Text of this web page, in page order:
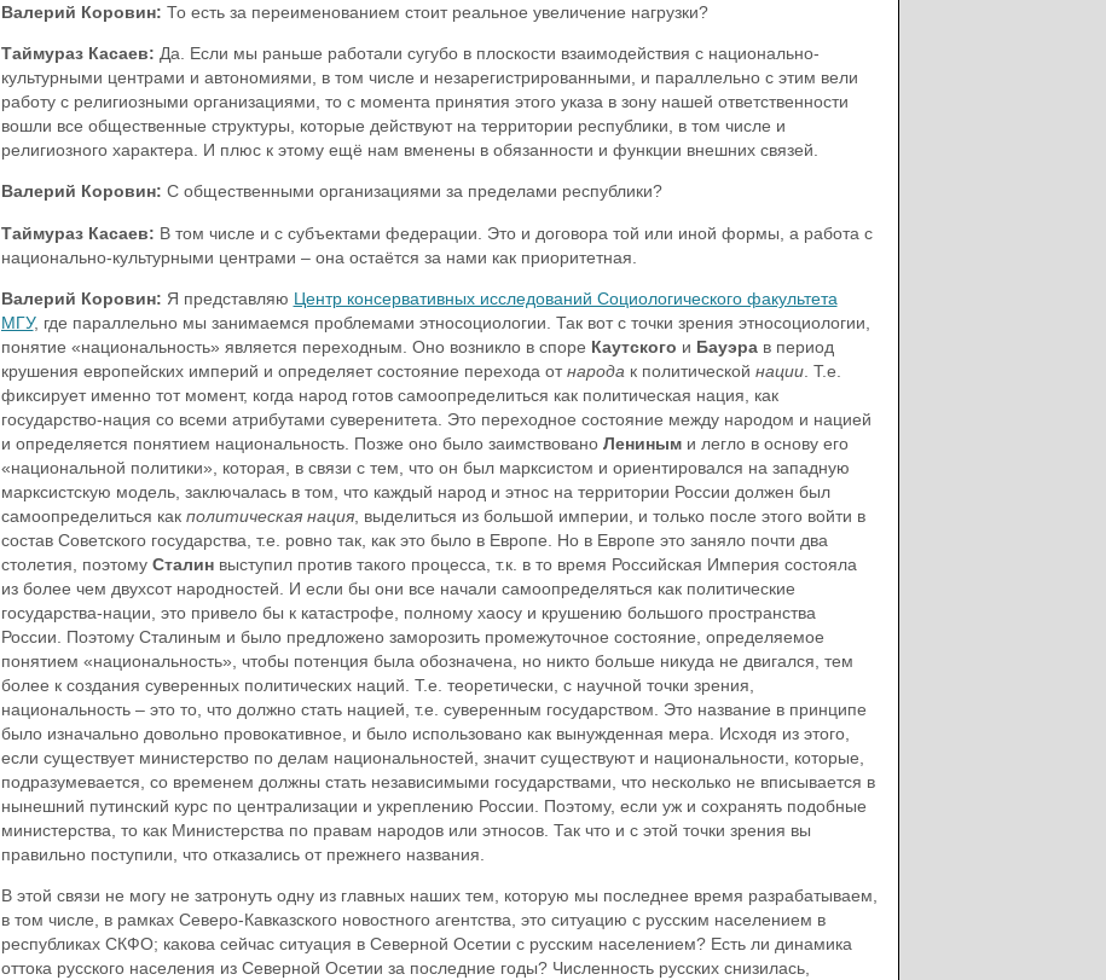
Валерий Коровин: То есть за переименованием стоит реальное увеличение нагрузки?
Таймураз Касаев: Да. Если мы раньше работали сугубо в плоскости взаимодействия с национально-
культурными центрами и автономиями, в том числе и незарегистрированными, и параллельно с этим вели
работу с религиозными организациями, то с момента принятия этого указа в зону нашей ответственности
вошли все общественные структуры, которые действуют на территории республики, в том числе и
религиозного характера. И плюс к этому ещё нам вменены в обязанности и функции внешних связей.
Валерий Коровин: С общественными организациями за пределами республики?
Таймураз Касаев: В том числе и с субъектами федерации. Это и договора той или иной формы, а работа с
национально-культурными центрами – она остаётся за нами как приоритетная.
Валерий Коровин: Я представляю Центр консервативных исследований Социологического факультета
МГУ, где параллельно мы занимаемся проблемами этносоциологии. Так вот с точки зрения этносоциологии,
понятие «национальность» является переходным. Оно возникло в споре Каутского и Бауэрав период
крушения европейских империй и определяет состояние перехода отнарода к политической нации. Т.е.
фиксирует именно тот момент, когда народ готов самоопределиться как политическая нация, как
государство-нация со всеми атрибутами суверенитета. Это переходное состояние между народом и нацией
и определяется понятием национальность. Позже оно было заимствовано Лениными легло в основу его
«национальной политики», которая, в связи с тем, что он был марксистом и ориентировался на западную
марксистскую модель, заключалась в том, что каждый народ и этнос на территории России должен был
самоопределиться как политическая нация, выделиться из большой империи, и только после этого войти в
состав Советского государства, т.е. ровно так, как это было в Европе. Но в Европе это заняло почти два
столетия, поэтому Сталинвыступил против такого процесса, т.к. в то время Российская Империя состояла
из более чем двухсот народностей. И если бы они все начали самоопределяться как политические
государства-нации, это привело бы к катастрофе, полному хаосу и крушению большого пространства
России. Поэтому Сталиным и было предложено заморозить промежуточное состояние, определяемое
понятием «национальность», чтобы потенция была обозначена, но никто больше никуда не двигался, тем
более к создания суверенных политических наций. Т.е. теоретически, с научной точки зрения,
национальность – это то, что должно стать нацией, т.е. суверенным государством. Это название в принципе
было изначально довольно провокативное, и было использовано как вынужденная мера. Исходя из этого,
если существует министерство по делам национальностей, значит существуют и национальности, которые,
подразумевается, со временем должны стать независимыми государствами, что несколько не вписывается в
нынешний путинский курс по централизации и укреплению России. Поэтому, если уж и сохранять подобные
министерства, то как Министерства по правам народов или этносов. Так что и с этой точки зрения вы
правильно поступили, что отказались от прежнего названия.
В этой связи не могу не затронуть одну из главных наших тем, которую мы последнее время разрабатываем,
в том числе, в рамках Северо-Кавказского новостного агентства, это ситуацию с русским населением в
республиках СКФО; какова сейчас ситуация в Северной Осетии с русским населением? Есть ли динамика
оттока русского населения из Северной Осетии за последние годы? Численность русских снизилась,